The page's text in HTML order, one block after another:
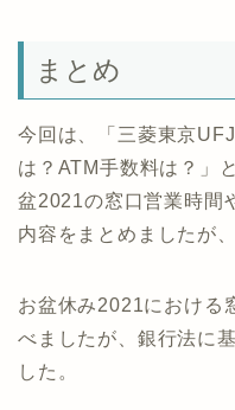
まとめ
今回は、「三菱東京
は？ATM手数料は？」
盆2021の窓口営業時間
内容をまとめましたが
お盆休み2021における
べましたが、銀行法に
した。